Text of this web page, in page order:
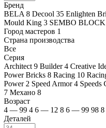
Бренд
BELA 8 Decool 35 Enlighten
Mould King 3 SEMBO BLOCK
Город мастеров 1
Страна производства
Все
Серия
Architect 9 Builder4 Creative
Power Bricks 8 Racing 10
Power 2 Speed Armor4 Speeds
7 Механо 8
Возраст
4 — 99 4 6 — 12 8 6 — 99 98
Деталей